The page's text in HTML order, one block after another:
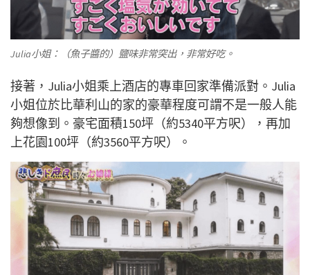
Julia小姐：（魚子醬的）鹽味非常突出，非常好吃。
接著，Julia小姐乘上酒店的專車回家準備派對。Julia
小姐位於比華利山的家的豪華程度可謂不是一般人能
夠想像到。豪宅面積150坪（約5340平方呎），再加
上花園100坪（約3560平方呎）。